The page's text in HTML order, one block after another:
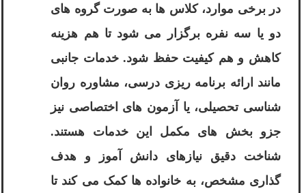
در برخی موارد، کلاس ها به صورت گروه های
دو یا سه نفره برگزار می شود تا هم هزینه
کاهش و هم کیفیت حفظ شود. خدمات جانبی
مانند ارائه برنامه ریزی درسی، مشاوره روان
شناسی تحصیلی، یا آزمون های اختصاصی نیز
جزو بخش های مکمل این خدمات هستند.
شناخت دقیق نیازهای دانش آموز و هدف
گذاری مشخص، به خانواده ها کمک می کند تا